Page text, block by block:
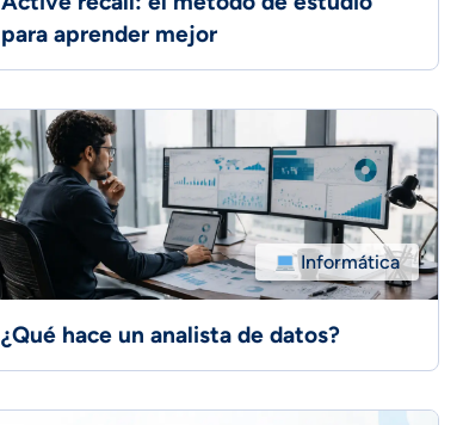
para aprender mejor
Informática
¿Qué hace un analista de datos?